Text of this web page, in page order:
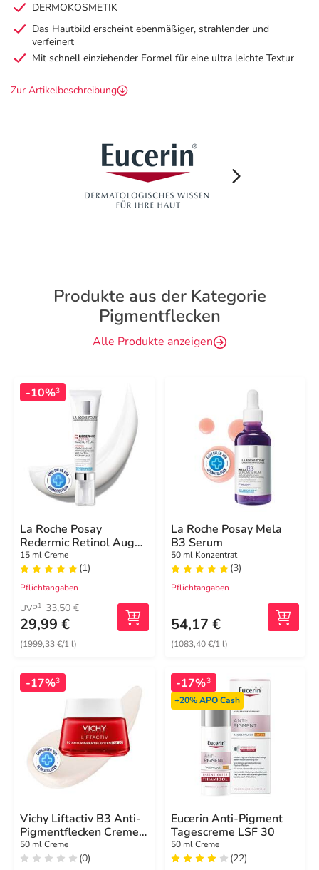
DERMOKOSMETIK
Das Hautbild erscheint ebenmäßiger, strahlender und
verfeinert
Mit schnell einziehender Formel für eine ultra leichte Textur
Zur Artikelbeschreibung
Produkte aus der Kategorie
Pigmentflecken
Alle Produkte anzeigen
-10%3
La Roche Posay
Redermic Retinol Augen
Anti-Falten
Augenpflege
15 ml Creme
(1)
Pflichtangaben
UVP1 33,50 €
29,99 €
(1999,33 €/1 l)
La Roche Posay Mela
B3 Serum
50 ml Konzentrat
(3)
Pflichtangaben
54,17 €
(1083,40 €/1 l)
-17%3
Vichy Liftactiv B3 Anti-
Pigmentflecken Creme
LSF 50
50 ml Creme
(0)
-17%3
+20%APO Cash
Eucerin Anti-Pigment
Tagescreme LSF 30
50 ml Creme
(22)